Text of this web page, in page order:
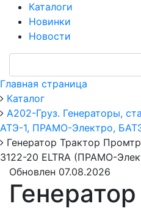
Каталоги
Новинки
Новости
Главная страница
Каталог
А202-Груз. Генераторы,
АТЭ-1, ПРАМО-Электро,
Генератор Трактор
3122-20 ELTRA (ПРАМО-
Обновлен 07.08.2026